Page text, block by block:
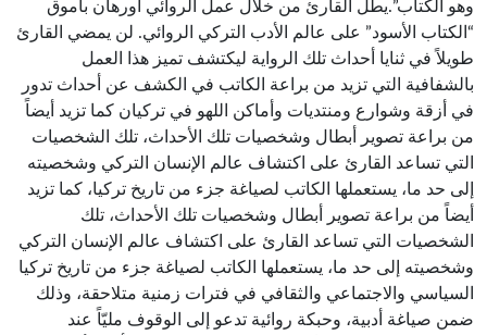
وهو الكتاب”.يطل القارئ من خلال عمل الروائي أورهان باموق
“الكتاب الأسود” على عالم الأدب التركي الروائي. لن يمضي القارئ
طويلاً في ثنايا أحداث تلك الرواية ليكتشف تميز هذا العمل
بالشفافية التي تزيد من براعة الكاتب في الكشف عن أحداث تدور
في أزقة وشوارع ومنتديات وأماكن اللهو في تركيان كما تزيد أيضاً
من براعة تصوير أبطال وشخصيات تلك الأحداث، تلك الشخصيات
التي تساعد القارئ على اكتشاف عالم الإنسان التركي وشخصيته
إلى حد ما، يستعملها الكاتب لصياغة جزء من تاريخ تركيا، كما تزيد
أيضاً من براعة تصوير أبطال وشخصيات تلك الأحداث، تلك
الشخصيات التي تساعد القارئ على اكتشاف عالم الإنسان التركي
وشخصيته إلى حد ما، يستعملها الكاتب لصياغة جزء من تاريخ تركيا
السياسي والاجتماعي والثقافي في فترات زمنية متلاحقة، وذلك
ضمن صياغة أدبية، وحبكة روائية تدعو إلى الوقوف مليّاً عند